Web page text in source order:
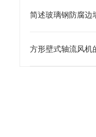
简述玻璃钢防腐边
方形壁式轴流风机